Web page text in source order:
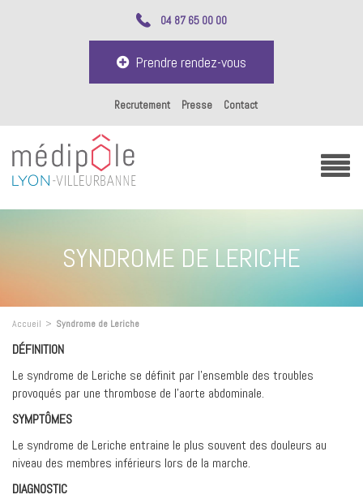
04 87 65 00 00
Prendre rendez-vous
Recrutement Presse Contact
SYNDROME DE LERICHE
Accueil > Syndrome de Leriche
DÉFINITION
Le syndrome de Leriche se définit par l’ensemble des troubles
provoqués par une thrombose de l’aorte abdominale.
SYMPTÔMES
Le syndrome de Leriche entraine le plus souvent des douleurs au
niveau des membres inférieurs lors de la marche.
DIAGNOSTIC